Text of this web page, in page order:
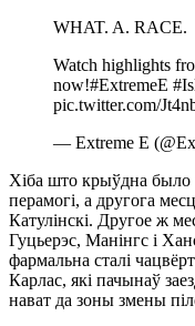
WHAT. A. RACE.
Watch highlights
now!#ExtremeE
pic.twitter.com/
— Extreme E
Хіба што крыўдна было
перамогі, а другога
Катулінскі. Другое ж
Гуцьерэс, Манінгс і
фармальна сталі
Карлас, які пачынаў
нават да зоны змены